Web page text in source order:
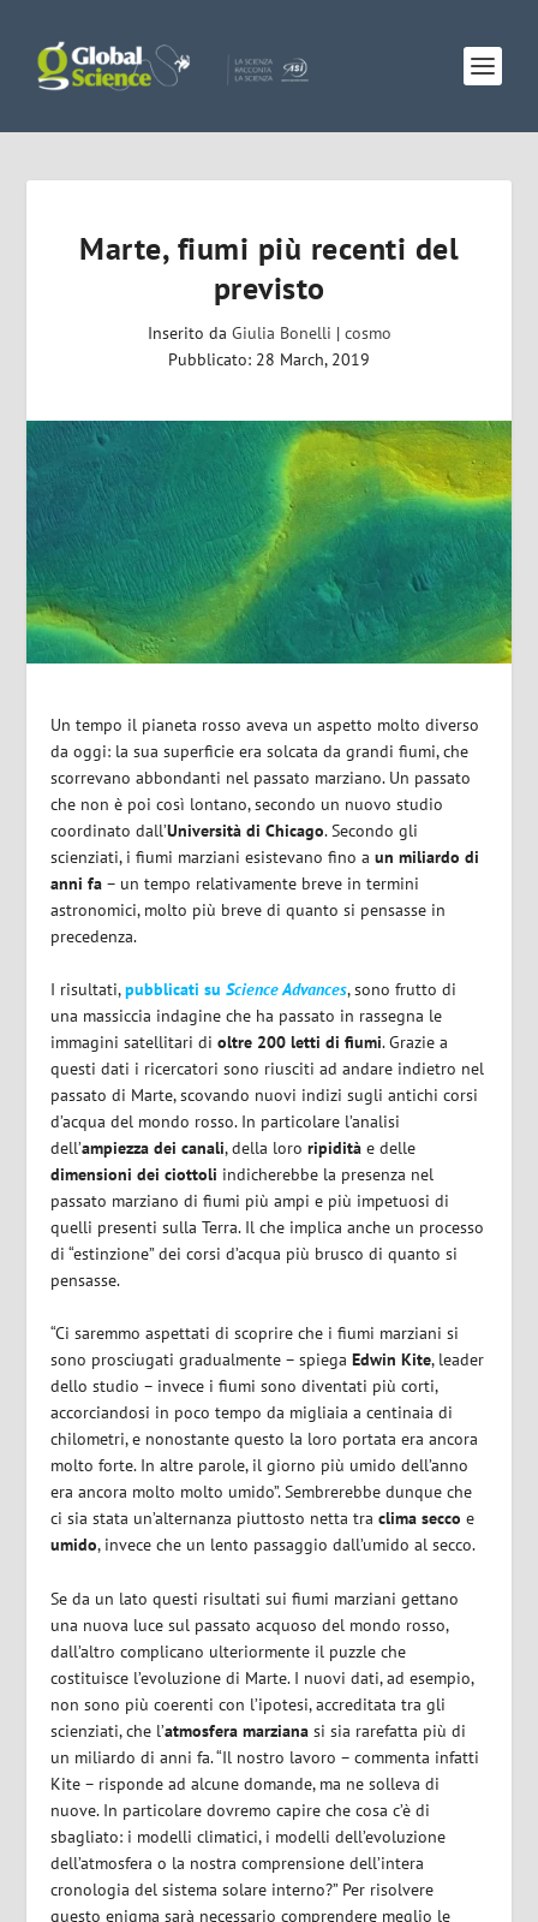
Marte, fiumi più recenti del
previsto
Inserito da Giulia Bonelli | cosmo
Pubblicato: 28 March, 2019
Un tempo il pianeta rosso aveva un aspetto molto diverso
da oggi: la sua superficie era solcata da grandi fiumi, che
scorrevano abbondanti nel passato marziano. Un passato
che non è poi così lontano, secondo un nuovo studio
coordinato dall’Università di Chicago. Secondo gli
scienziati, i fiumi marziani esistevano fino aun miliardo di
anni fa – un tempo relativamente breve in termini
astronomici, molto più breve di quanto si pensasse in
precedenza.
I risultati,pubblicati suScience Advances, sono frutto di
una massiccia indagine che ha passato in rassegna le
immagini satellitari dioltre 200 letti di fiumi. Grazie a
questi dati i ricercatori sono riusciti ad andare indietro nel
passato di Marte, scovando nuovi indizi sugli antichi corsi
d’acqua del mondo rosso. In particolare l’analisi
dell’ampiezza dei canali, della lororipidità e delle
dimensioni dei ciottoli indicherebbe la presenza nel
passato marziano di fiumi più ampi e più impetuosi di
quelli presenti sulla Terra. Il che implica anche un processo
di “estinzione” dei corsi d’acqua più brusco di quanto si
pensasse.
“Ci saremmo aspettati di scoprire che i fiumi marziani si
sono prosciugati gradualmente – spiegaEdwin Kite, leader
dello studio – invece i fiumi sono diventati più corti,
accorciandosi in poco tempo da migliaia a centinaia di
chilometri, e nonostante questo la loro portata era ancora
molto forte. In altre parole, il giorno più umido dell’anno
era ancora molto molto umido”. Sembrerebbe dunque che
ci sia stata un’alternanza piuttosto netta traclima seccoe
umido, invece che un lento passaggio dall’umido al secco.
Se da un lato questi risultati sui fiumi marziani gettano
una nuova luce sul passato acquoso del mondo rosso,
dall’altro complicano ulteriormente il puzzle che
costituisce l’evoluzione di Marte. I nuovi dati, ad esempio,
non sono più coerenti con l’ipotesi, accreditata tra gli
scienziati, che l’atmosfera marzianasi sia rarefatta più di
un miliardo di anni fa. “Il nostro lavoro – commenta infatti
Kite – risponde ad alcune domande, ma ne solleva di
nuove. In particolare dovremo capire che cosa c’è di
sbagliato: i modelli climatici, i modelli dell’evoluzione
dell’atmosfera o la nostra comprensione dell’intera
cronologia del sistema solare interno?” Per risolvere
questo enigma sarà necessario comprendere meglio le